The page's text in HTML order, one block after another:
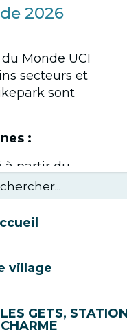
village
LES GETS,
CHARME
2026
Monde UCI
secteurs et
sont
:
à partir du
le lundi 24/08,
fermeture
le
place par la
du